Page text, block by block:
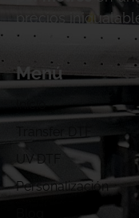
precios
Menú
UV DTF
Personalización